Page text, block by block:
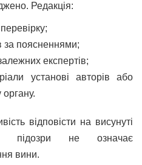
Редакція:
за поясненнями;
експертів;
установі авторів або
відповісти на висунуті
підозри не означає
вини.